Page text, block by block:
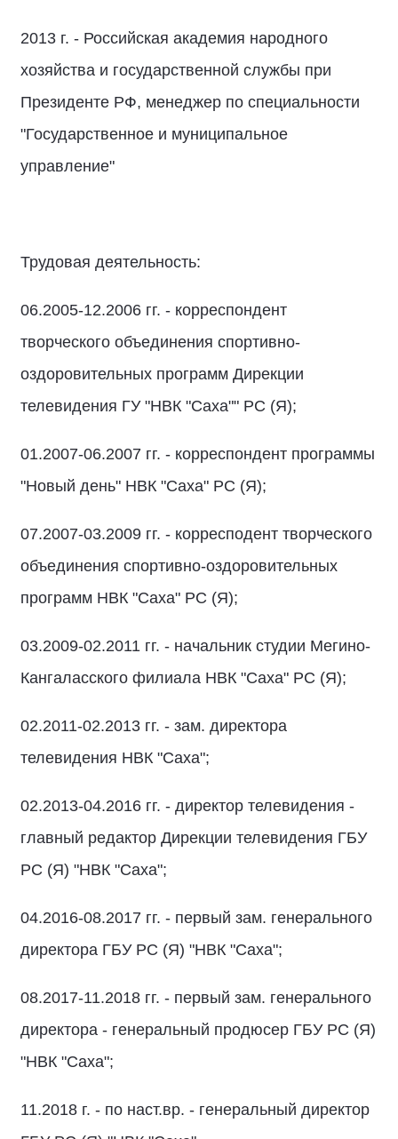
2013 г. - Российская академия народного
хозяйства и государственной службы при
Президенте РФ, менеджер по специальности
"Государственное и муниципальное
управление"
Трудовая деятельность:
06.2005-12.2006 гг. - корреспондент
творческого объединения спортивно-
оздоровительных программ Дирекции
телевидения ГУ "НВК "Саха"" РС (Я);
01.2007-06.2007 гг. - корреспондент программы
"Новый день" НВК "Саха" РС (Я);
07.2007-03.2009 гг. - корресподент творческого
объединения спортивно-оздоровительных
программ НВК "Саха" РС (Я);
03.2009-02.2011 гг. - начальник студии Мегино-
Кангаласского филиала НВК "Саха" РС (Я);
02.2011-02.2013 гг. - зам. директора
телевидения НВК "Саха";
02.2013-04.2016 гг. - директор телевидения -
главный редактор Дирекции телевидения ГБУ
РС (Я) "НВК "Саха";
04.2016-08.2017 гг. - первый зам. генерального
директора ГБУ РС (Я) "НВК "Саха";
08.2017-11.2018 гг. - первый зам. генерального
директора - генеральный продюсер ГБУ РС (Я)
"НВК "Саха";
11.2018 г. - по наст.вр. - генеральный директор